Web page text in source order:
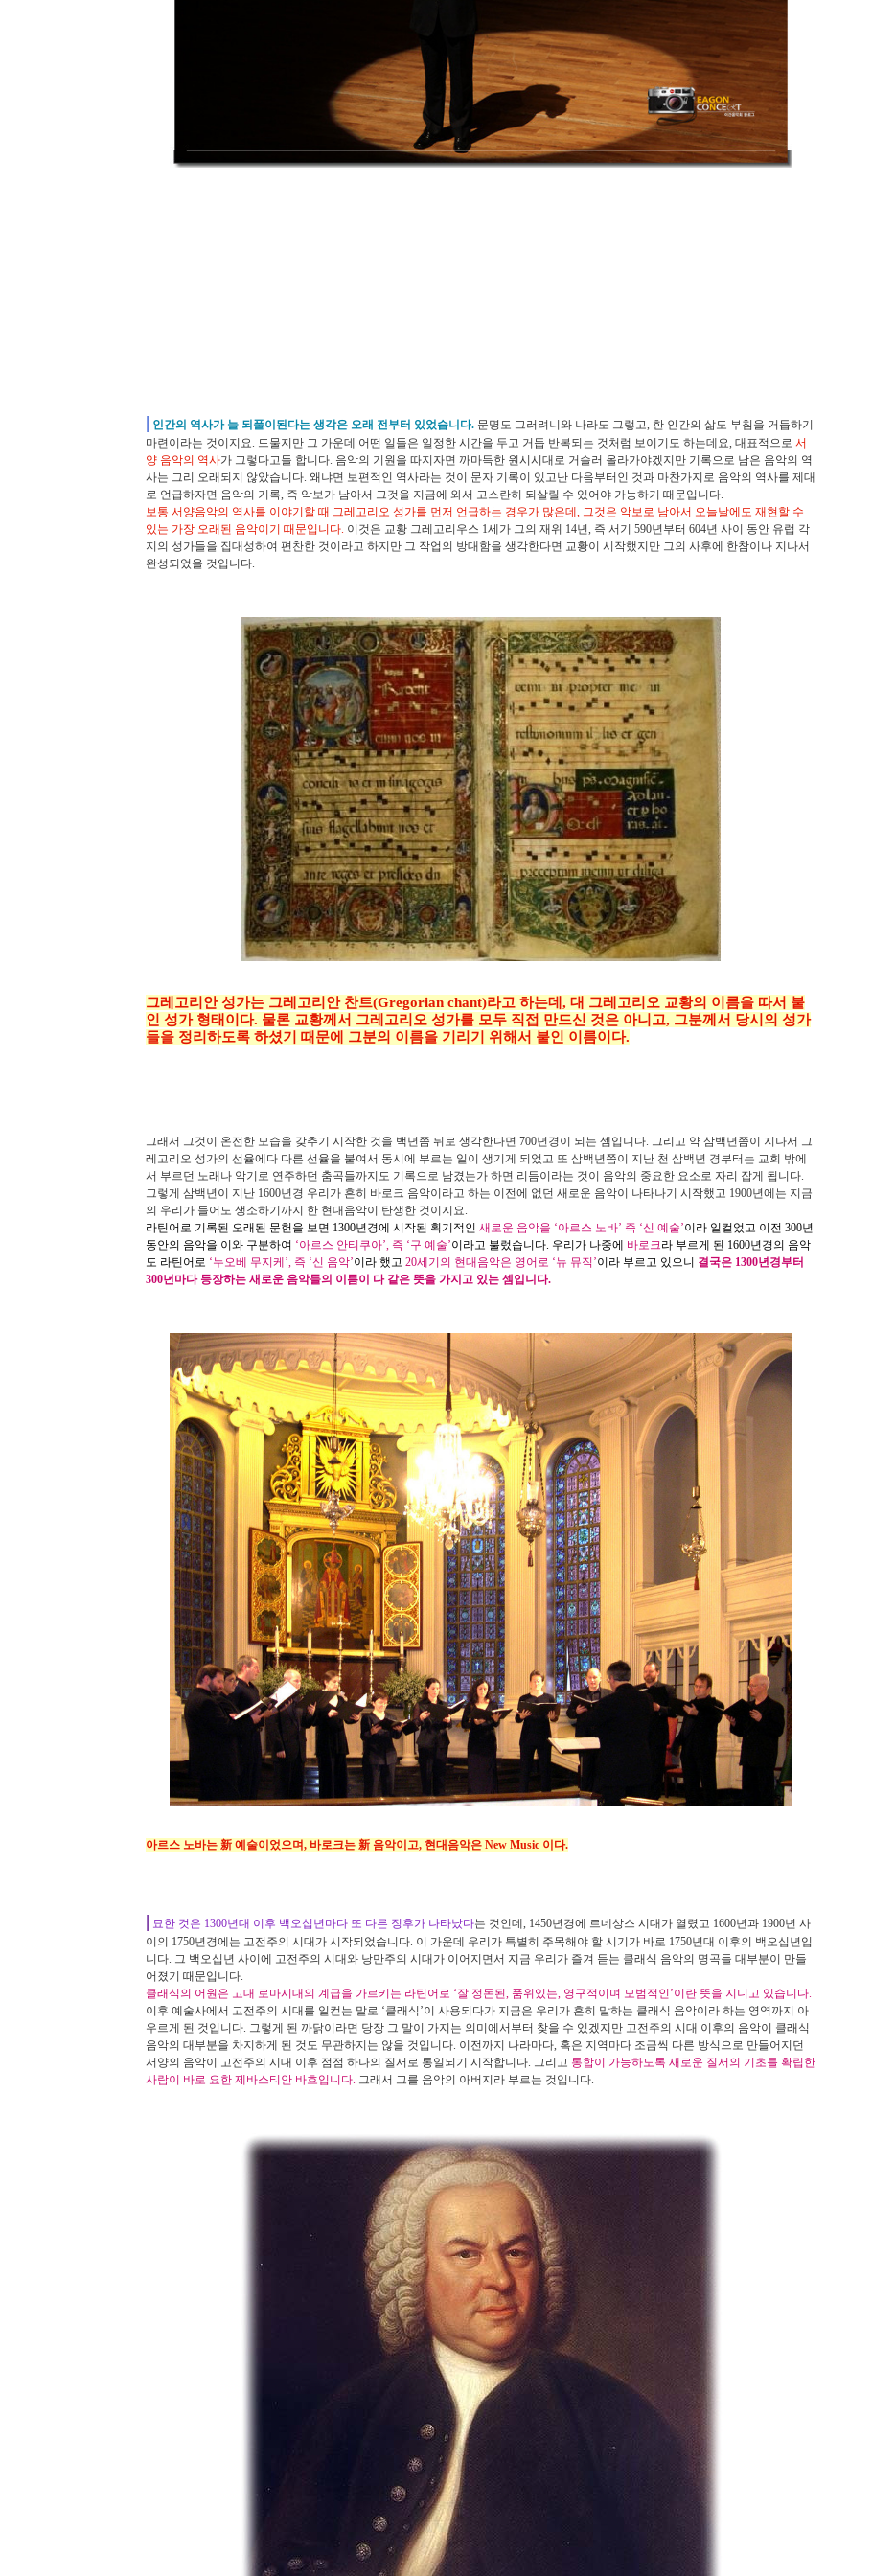
| 인간의 역사가 늘 되풀이된다는 생각은 오래 전부터 있었습니다. 문명도 그러려니와 나라도 그렇고, 한 인간의 삶도 부침을 거듭하기
마련이라는 것이지요. 드물지만 그 가운데 어떤 일들은 일정한 시간을 두고 거듭 반복되는 것처럼 보이기도 하는데요, 대표적으로 서
양 음악의 역사가 그렇다고들 합니다. 음악의 기원을 따지자면 까마득한 원시시대로 거슬러 올라가야겠지만 기록으로 남은 음악의 역
사는 그리 오래되지 않았습니다. 왜냐면 보편적인 역사라는 것이 문자 기록이 있고난 다음부터인 것과 마찬가지로 음악의 역사를 제대
로 언급하자면 음악의 기록, 즉 악보가 남아서 그것을 지금에 와서 고스란히 되살릴 수 있어야 가능하기 때문입니다.
보통 서양음악의 역사를 이야기할 때 그레고리오 성가를 먼저 언급하는 경우가 많은데, 그것은 악보로 남아서 오늘날에도 재현할 수
있는 가장 오래된 음악이기 때문입니다. 이것은 교황 그레고리우스 1세가 그의 재위 14년, 즉 서기 590년부터 604년 사이 동안 유럽 각
지의 성가들을 집대성하여 편찬한 것이라고 하지만 그 작업의 방대함을 생각한다면 교황이 시작했지만 그의 사후에 한참이나 지나서
완성되었을 것입니다.
그레고리안 성가는 그레고리안 찬트(Gregorian chant)라고 하는데, 대 그레고리오 교황의 이름을 따서 붙
인 성가 형태이다. 물론 교황께서 그레고리오 성가를 모두 직접 만드신 것은 아니고, 그분께서 당시의 성가
들을 정리하도록 하셨기 때문에 그분의 이름을 기리기 위해서 붙인 이름이다.
그래서 그것이 온전한 모습을 갖추기 시작한 것을 백년쯤 뒤로 생각한다면 700년경이 되는 셈입니다. 그리고 약 삼백년쯤이 지나서 그
레고리오 성가의 선율에다 다른 선율을 붙여서 동시에 부르는 일이 생기게 되었고 또 삼백년쯤이 지난 천 삼백년 경부터는 교회 밖에
서 부르던 노래나 악기로 연주하던 춤곡들까지도 기록으로 남겼는가 하면 리듬이라는 것이 음악의 중요한 요소로 자리 잡게 됩니다.
그렇게 삼백년이 지난 1600년경 우리가 흔히 바로크 음악이라고 하는 이전에 없던 새로운 음악이 나타나기 시작했고 1900년에는 지금
의 우리가 들어도 생소하기까지 한 현대음악이 탄생한 것이지요.
라틴어로 기록된 오래된 문헌을 보면 1300년경에 시작된 획기적인 새로운 음악을 ‘아르스 노바’ 즉 ‘신 예술’이라 일컬었고 이전 300년
동안의 음악을 이와 구분하여 ‘아르스 안티쿠아’, 즉 ‘구 예술’이라고 불렀습니다. 우리가 나중에 바로크라 부르게 된 1600년경의 음악
도 라틴어로 ‘누오베 무지케’, 즉 ‘신 음악’이라 했고 20세기의 현대음악은 영어로 ‘뉴 뮤직’이라 부르고 있으니 결국은 1300년경부터
300년마다 등장하는 새로운 음악들의 이름이 다 같은 뜻을 가지고 있는 셈입니다.
아르스 노바는 新 예술이었으며, 바로크는 新 음악이고, 현대음악은 New Music 이다.
| 묘한 것은 1300년대 이후 백오십년마다 또 다른 징후가 나타났다는 것인데 , 1450년경에 르네상스 시대가 열렸고 1600년과 1900년 사
이의 1750년경에는 고전주의 시대가 시작되었습니다. 이 가운데 우리가 특별히 주목해야 할 시기가 바로 1750년대 이후의 백오십년입
니다. 그 백오십년 사이에 고전주의 시대와 낭만주의 시대가 이어지면서 지금 우리가 즐겨 듣는 클래식 음악의 명곡들 대부분이 만들
어졌기 때문입니다.
클래식의 어원은 고대 로마시대의 계급을 가르키는 라틴어로 ‘잘 정돈된, 품위있는, 영구적이며 모범적인’이란 뜻을 지니고 있습니다.
이후 예술사에서 고전주의 시대를 일컫는 말로 ‘클래식 ’이 사용되다가 지금은 우리가 흔히 말하는 클래식 음악이라 하는 영역까지 아
우르게 된 것입니다. 그렇게 된 까닭이라면 당장 그 말이 가지는 의미에서부터 찾을 수 있겠지만 고전주의 시대 이후의 음악이 클래식
음악의 대부분을 차지하게 된 것도 무관하지는 않을 것입니다. 이전까지 나라마다, 혹은 지역마다 조금씩 다른 방식으로 만들어지던
서양의 음악이 고전주의 시대 이후 점점 하나의 질서로 통일되기 시작합니다. 그리고 통합이 가능하도록 새로운 질서의 기초를 확립한
사람이 바로 요한 제바스티안 바흐입니다. 그래서 그를 음악의 아버지라 부르는 것입니다.